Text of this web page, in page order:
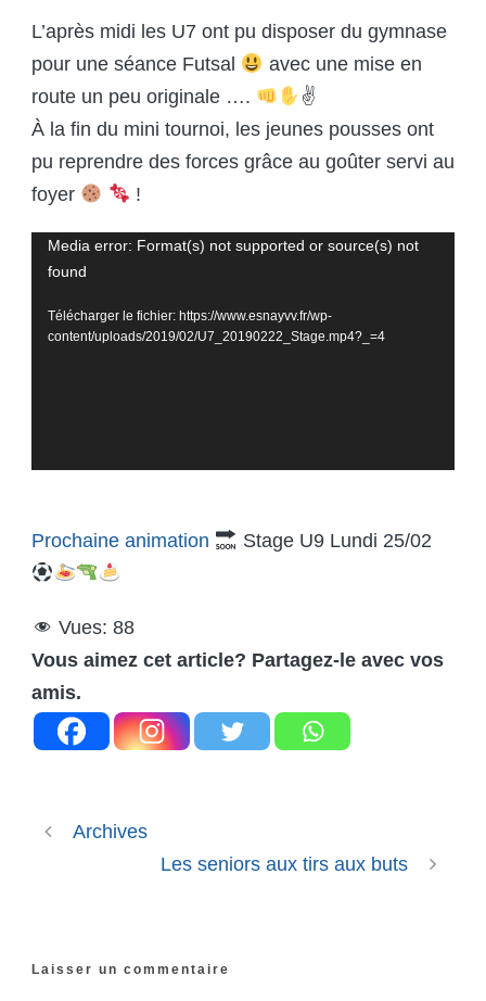
L’après midi les U7 ont pu disposer du gymnase
pour une séance Futsal
avec une mise en
route un peu originale ….
✌️
À la fin du mini tournoi, les jeunes pousses ont
pu reprendre des forces grâce au goûter servi au
foyer
!
Lecteur
vidéo
Media error: Format(s) not supported or source(s) not
found
Télécharger le fichier: https://www.esnayvv.fr/wp-
content/uploads/2019/02/U7_20190222_Stage.mp4?_=4
Prochaine animation Stage U9 Lundi 25/02
Vues: 88
Vous aimez cet article? Partagez-le avec vos
amis.
Archives
Les seniors aux tirs aux buts
Laisser un commentaire